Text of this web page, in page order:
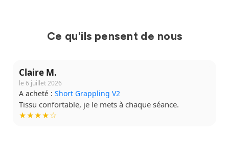
Ce qu'ils pensent de nous
Claire M.
le 6 juillet 2026
A acheté : Short Grappling V2
Tissu confortable, je le mets à chaque séance.
★★★★☆